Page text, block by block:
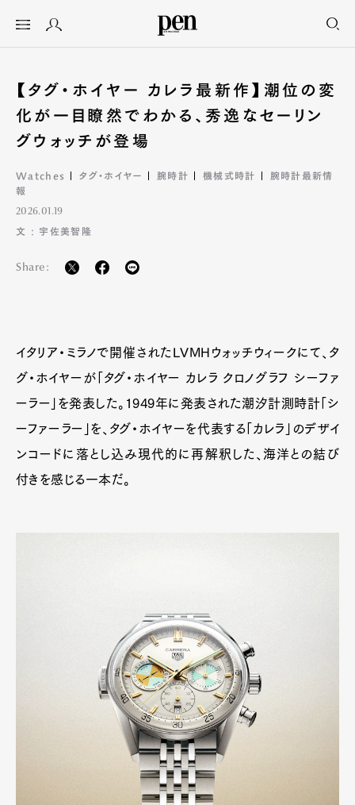
【タグ・ホイヤー カレラ最新作】潮位の変
化が一目瞭然でわかる、秀逸なセーリン
グウォッチが登場
Watches タグ・ホイヤー 腕時計 機械式時計
腕時計最新情
報
2026.01.19
文 : 宇佐美智隆
Share:
イタリア・ミラノで開催されたLVMHウォッチウィークにて、タ
グ・ホイヤーが「タグ・ホイヤー カレラ クロノグラフ シーファ
ーラー」を発表した。1949年に発表された潮汐計測時計「シ
ーファーラー」を、タグ・ホイヤーを代表する「カレラ」のデザイ
ンコードに落とし込み現代的に再解釈した、海洋との結び
付きを感じる一本だ。